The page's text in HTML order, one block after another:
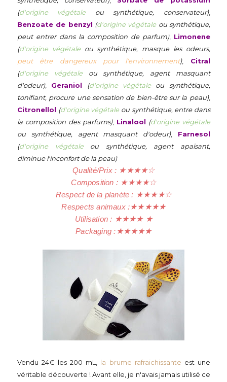
(d'origine végétaleou synthétique, conservateur),
Benzoate de benzyl (d'origine végétaleou synthétique,
peut entrer dans la composition de parfum), Limonene
(d'origine végétaleou synthétique, masque les odeurs,
peut être dangereux pour l'environnement), Citral
(d'origine végétaleou synthétique, agent masquant
d'odeur), Geraniol (d'origine végétaleou synthétique,
tonifiant, procure une sensation de bien-être sur la peau),
Citronellol (d'origine végétaleou synthétique, entre dans
la composition des parfums), Linalool (d'origine végétale
ou synthétique, agent masquant d'odeur), Farnesol
(d'origine végétaleou synthétique, agent apaisant,
diminue l'inconfort de la peau)
Qualité/Prix : ★★★★☆
Composition : ★★★★☆
Respect de la planète : ★★★★☆
Respects animaux :★★★★★
Utilisation : ★★★★ ★
Packaging : ★★★★★
Vendu 24€ les 200 mL, la brume rafraichissante est une
véritable découverte ! Avant elle, je n'avais jamais utilisé ce